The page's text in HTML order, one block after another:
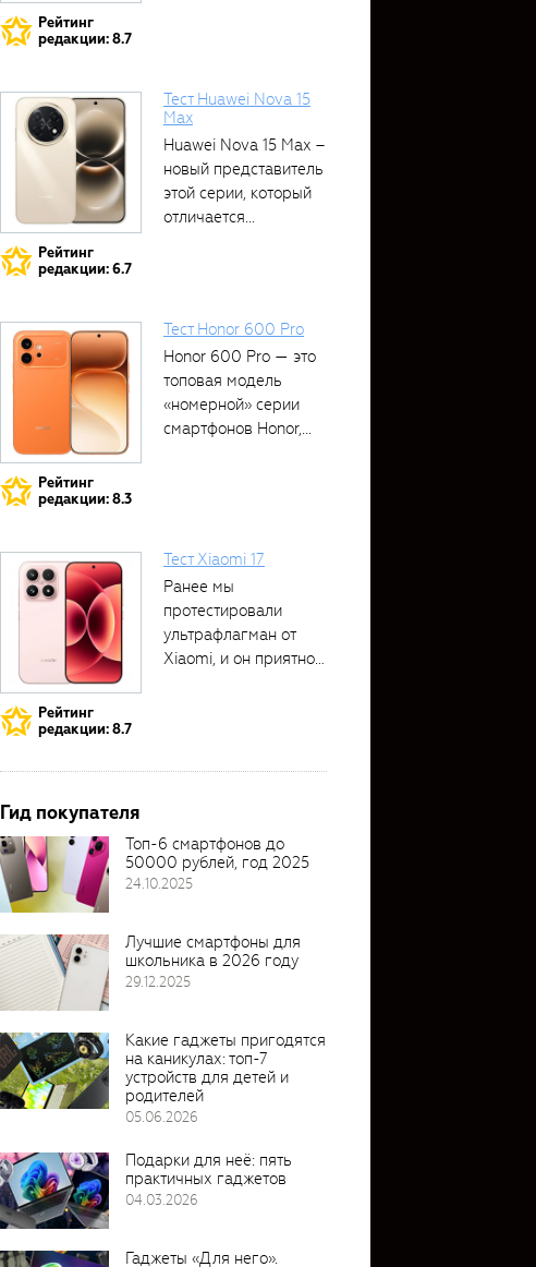
Рейтинг
редакции: 8.7
Рейтинг
редакции: 6.7
Тест Huawei Nova 15
Max
Huawei Nova 15 Max –
новый представитель
этой серии, который
отличается...
Рейтинг
редакции: 8.3
Тест Honor 600 Pro
Honor 600 Pro — это
топовая модель
«номерной» серии
смартфонов Honor,...
Рейтинг
редакции: 8.7
Тест Xiaomi 17
Ранее мы
протестировали
ультрафлагман от
Xiaomi, и он приятно
Гид покупателя
Топ-6 смартфонов до
50000 рублей, год 2025
24.10.2025
Лучшие смартфоны для
школьника в 2026 году
29.12.2025
Какие гаджеты пригодятся
на каникулах: топ-7
устройств для детей и
родителей
05.06.2026
Подарки для неё: пять
практичных гаджетов
04.03.2026
Гаджеты «Для него».